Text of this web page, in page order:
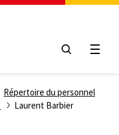
Répertoire du personnel
Laurent Barbier